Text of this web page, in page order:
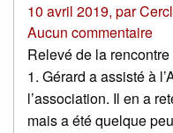
10 avril 2019, par
Aucun commentaire
Relevé de la rencontre
1. Gérard a assisté à
l’association. Il en a
mais a été quelque